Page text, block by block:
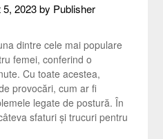
2023by Publisher
dintre cele mai populare
femei, conferind o
Cu toate acestea,
provocări, cum ar fi
legate de postură. În
sfaturi și trucuri pentru